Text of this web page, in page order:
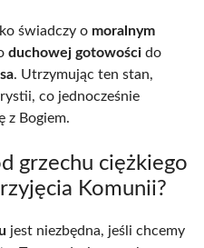
świadczy o moralnym
duchowej gotowości do
. Utrzymując ten stan,
co jednocześnie
z Bogiem.
grzechu ciężkiego
Komunii?
jest niezbędna, jeśli chcemy